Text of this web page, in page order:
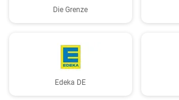
Die Grenze
Edeka DE